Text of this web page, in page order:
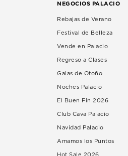
NEGOCIOS PALACIO
Rebajas de Verano
Festival de Belleza
Vende en Palacio
Regreso a Clases
Galas de Otoño
Noches Palacio
El Buen Fin 2026
Club Cava Palacio
Navidad Palacio
Amamos los Puntos
Hot Sale 2026